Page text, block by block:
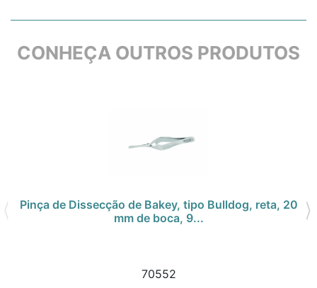
CONHEÇA OUTROS PRODUTOS
Pinça de Dissecção de Bakey, tipo Bulldog, reta, 20
mm de boca, 9...
70552